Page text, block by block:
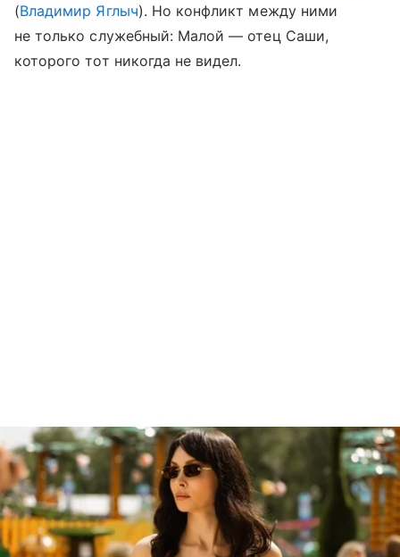
(Владимир Яглыч). Но конфликт между ними
не только служебный: Малой — отец Саши,
которого тот никогда не видел.